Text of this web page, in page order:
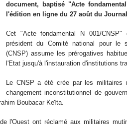
document, baptisé "Acte
l'édition en ligne du 27 août du
Cet "Acte fondamental N 001/CNSP"
président du Comité national pour le
(CNSP) assume les prérogatives
l'Etat jusqu'à l'instauration d'institutions
Le CNSP a été crée par les militaires
changement inconstitutionnel de
Boubacar Keïta.
l'Ouest ont réclamé aux militaires